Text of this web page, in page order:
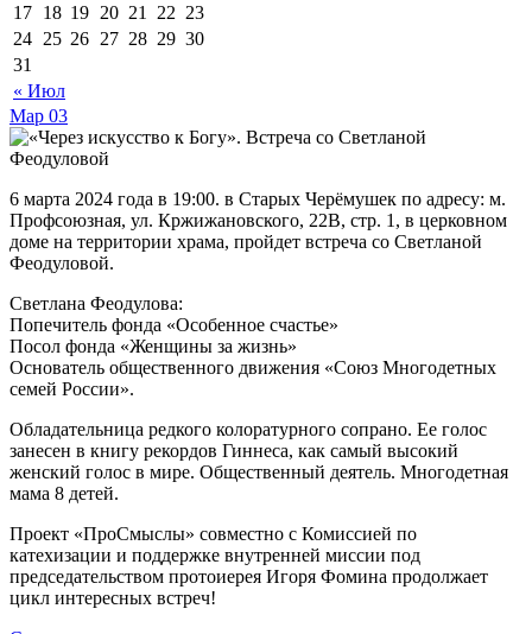
« Июл
17 18 19 20 21 22 23
24 25 26 27 28 29 30
31
Мар 03
6 марта 2024 года в 19:00. в Старых Черёмушек по адресу: м.
Профсоюзная, ул. Кржижановского, 22В, стр. 1, в церковном
доме на территории храма, пройдет встреча со Светланой
Феодуловой.
Светлана Феодулова:
Попечитель фонда «Особенное счастье»
Посол фонда «Женщины за жизнь»
Основатель общественного движения «Союз Многодетных
семей России».
Обладательница редкого колоратурного сопрано. Ее голос
занесен в книгу рекордов Гиннеса, как самый высокий
женский голос в мире. Общественный деятель. Многодетная
мама 8 детей.
Проект «ПроСмыслы» совместно с Комиссией по
катехизации и поддержке внутренней миссии под
председательством протоиерея Игоря Фомина продолжает
цикл интересных встреч!